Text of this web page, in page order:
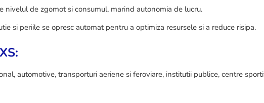
nivelul de zgomot si consumul, marind autonomia de lucru.
si periile se opresc automat pentru a optimiza resursele si a reduce risipa.
automotive, transporturi aeriene si feroviare, institutii publice, centre